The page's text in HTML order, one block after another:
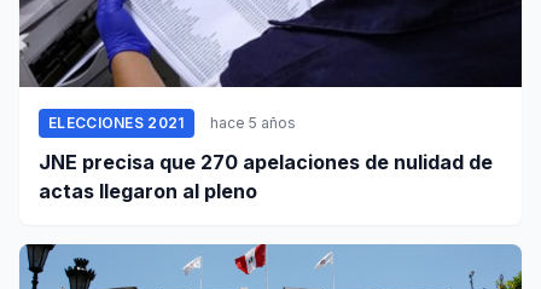
ELECCIONES 2021 hace 5 años
JNE precisa que 270 apelaciones de nulidad de
actas llegaron al pleno